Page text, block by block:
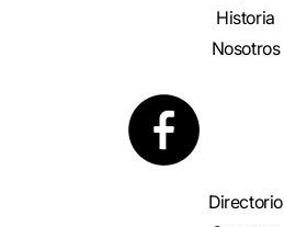
Historia
Nosotros
Directorio